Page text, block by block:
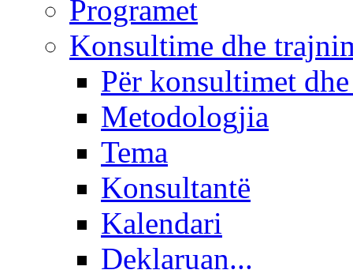
Programet
Konsultime dhe
Për konsultimet
Metodologjia
Tema
Konsultantë
Kalendari
Deklaruan...